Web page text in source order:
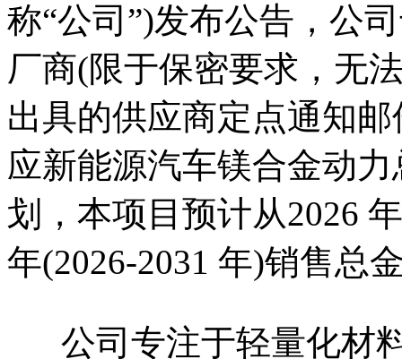
称“公司”)发布公告，公
厂商(限于保密要求，无
出具的供应商定点通知
应新能源汽车镁合金动
划，本项目预计从2026
年(2026-2031 年)销售总
公司专注于轻量化材